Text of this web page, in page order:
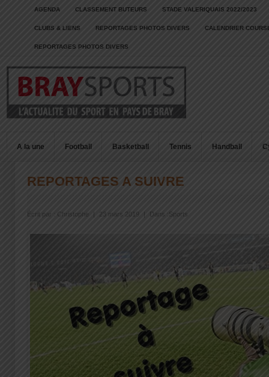
AGENDA CLASSEMENT BUTEURS STADE VALERIQUAIS 2022/2023
CLUBS & LIENS REPORTAGES PHOTOS DIVERS CALENDRIER
REPORTAGES PHOTOS DIVERS
A la une Football Basketball Tennis Handball
REPORTAGES A SUIVRE
Écrit par : Christophe 23 mars 2019 Dans :Sports